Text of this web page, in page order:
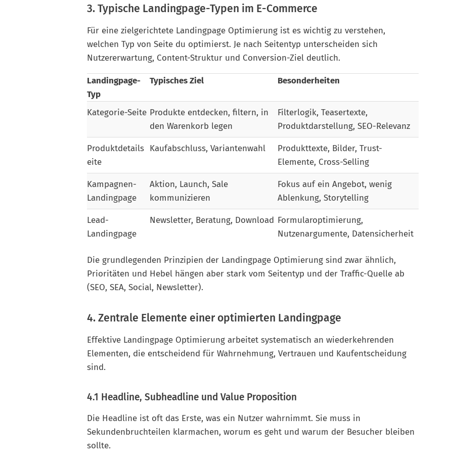
3. Typische Landingpage-Typen im E-Commerce
Für eine zielgerichtete Landingpage Optimierung ist es wichtig zu verstehen,
welchen Typ von Seite du optimierst. Je nach Seitentyp unterscheiden sich
Nutzererwartung, Content-Struktur und Conversion-Ziel deutlich.
Landingpage-
Typ
Typisches Ziel Besonderheiten
Kategorie-Seite Produkte entdecken, filtern, in
den Warenkorb legen
Filterlogik, Teasertexte,
Produktdarstellung, SEO-Relevanz
Produktdetails
eite
Kaufabschluss, Variantenwahl
Produkttexte, Bilder, Trust-
Elemente, Cross-Selling
Kampagnen-
Landingpage
Aktion, Launch, Sale
kommunizieren
Fokus auf ein Angebot, wenig
Ablenkung, Storytelling
Lead-
Landingpage
Newsletter, Beratung, Download Formularoptimierung,
Nutzenargumente, Datensicherheit
Die grundlegenden Prinzipien der Landingpage Optimierung sind zwar ähnlich,
Prioritäten und Hebel hängen aber stark vom Seitentyp und der Traffic-Quelle ab
(SEO, SEA, Social, Newsletter).
4. Zentrale Elemente einer optimierten Landingpage
Effektive Landingpage Optimierung arbeitet systematisch an wiederkehrenden
Elementen, die entscheidend für Wahrnehmung, Vertrauen und Kaufentscheidung
sind.
4.1 Headline, Subheadline und Value Proposition
Die Headline ist oft das Erste, was ein Nutzer wahrnimmt. Sie muss in
Sekundenbruchteilen klarmachen, worum es geht und warum der Besucher bleiben
sollte.